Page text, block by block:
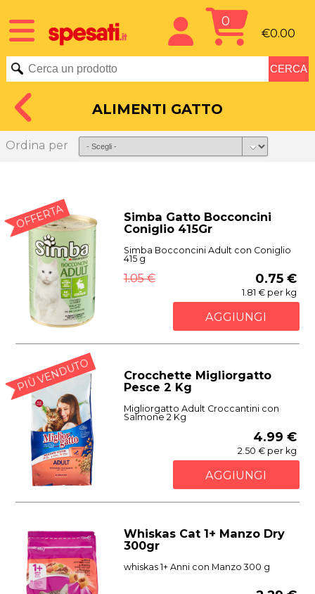
0
€0.00
ALIMENTI GATTO
Ordina per
OFFERTA
Simba Gatto Bocconcini
Coniglio 415Gr
Simba Bocconcini Adult con Coniglio
415 g
1.05 € 0.75 €
1.81 € per kg
AGGIUNGI
PIÙ VENDUTO
Crocchette Migliorgatto
Pesce 2 Kg
Migliorgatto Adult Croccantini con
Salmone 2 Kg
4.99 €
2.50 € per kg
AGGIUNGI
Whiskas Cat 1+ Manzo Dry
300gr
whiskas 1+ Anni con Manzo 300 g